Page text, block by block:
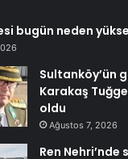
bugün neden
Sultanköy’ün
Karakaş
oldu
Ağustos 7, 2026
Ren Nehri’nde